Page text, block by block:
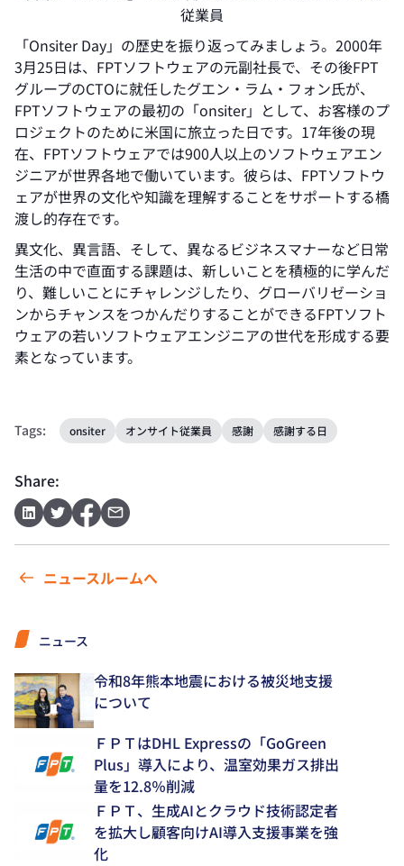
従業員
「Onsiter Day」の歴史を振り返ってみましょう。2000年
3月25日は、FPTソフトウェアの元副社長で、その後FPT
グループのCTOに就任したグエン・ラム・フォン氏が、
FPTソフトウェアの最初の「onsiter」として、お客様のプ
ロジェクトのために米国に旅立った日です。17年後の現
在、FPTソフトウェアでは900人以上のソフトウェアエン
ジニアが世界各地で働いています。彼らは、FPTソフトウ
ェアが世界の文化や知識を理解することをサポートする橋
渡し的存在です。
異文化、異言語、そして、異なるビジネスマナーなど日常
生活の中で直面する課題は、新しいことを積極的に学んだ
り、難しいことにチャレンジしたり、グローバリゼーショ
ンからチャンスをつかんだりすることができるFPTソフト
ウェアの若いソフトウェアエンジニアの世代を形成する要
素となっています。
Tags: onsiter オンサイト従業員 感謝 感謝する日
Share:
ニュースルームへ
ニュース
令和8年熊本地震における被災地支援
について
ＦＰＴはDHL Expressの「GoGreen
Plus」導入により、温室効果ガス排出
量を12.8％削減
ＦＰＴ、生成AIとクラウド技術認定者
を拡大し顧客向けAI導入支援事業を強
化